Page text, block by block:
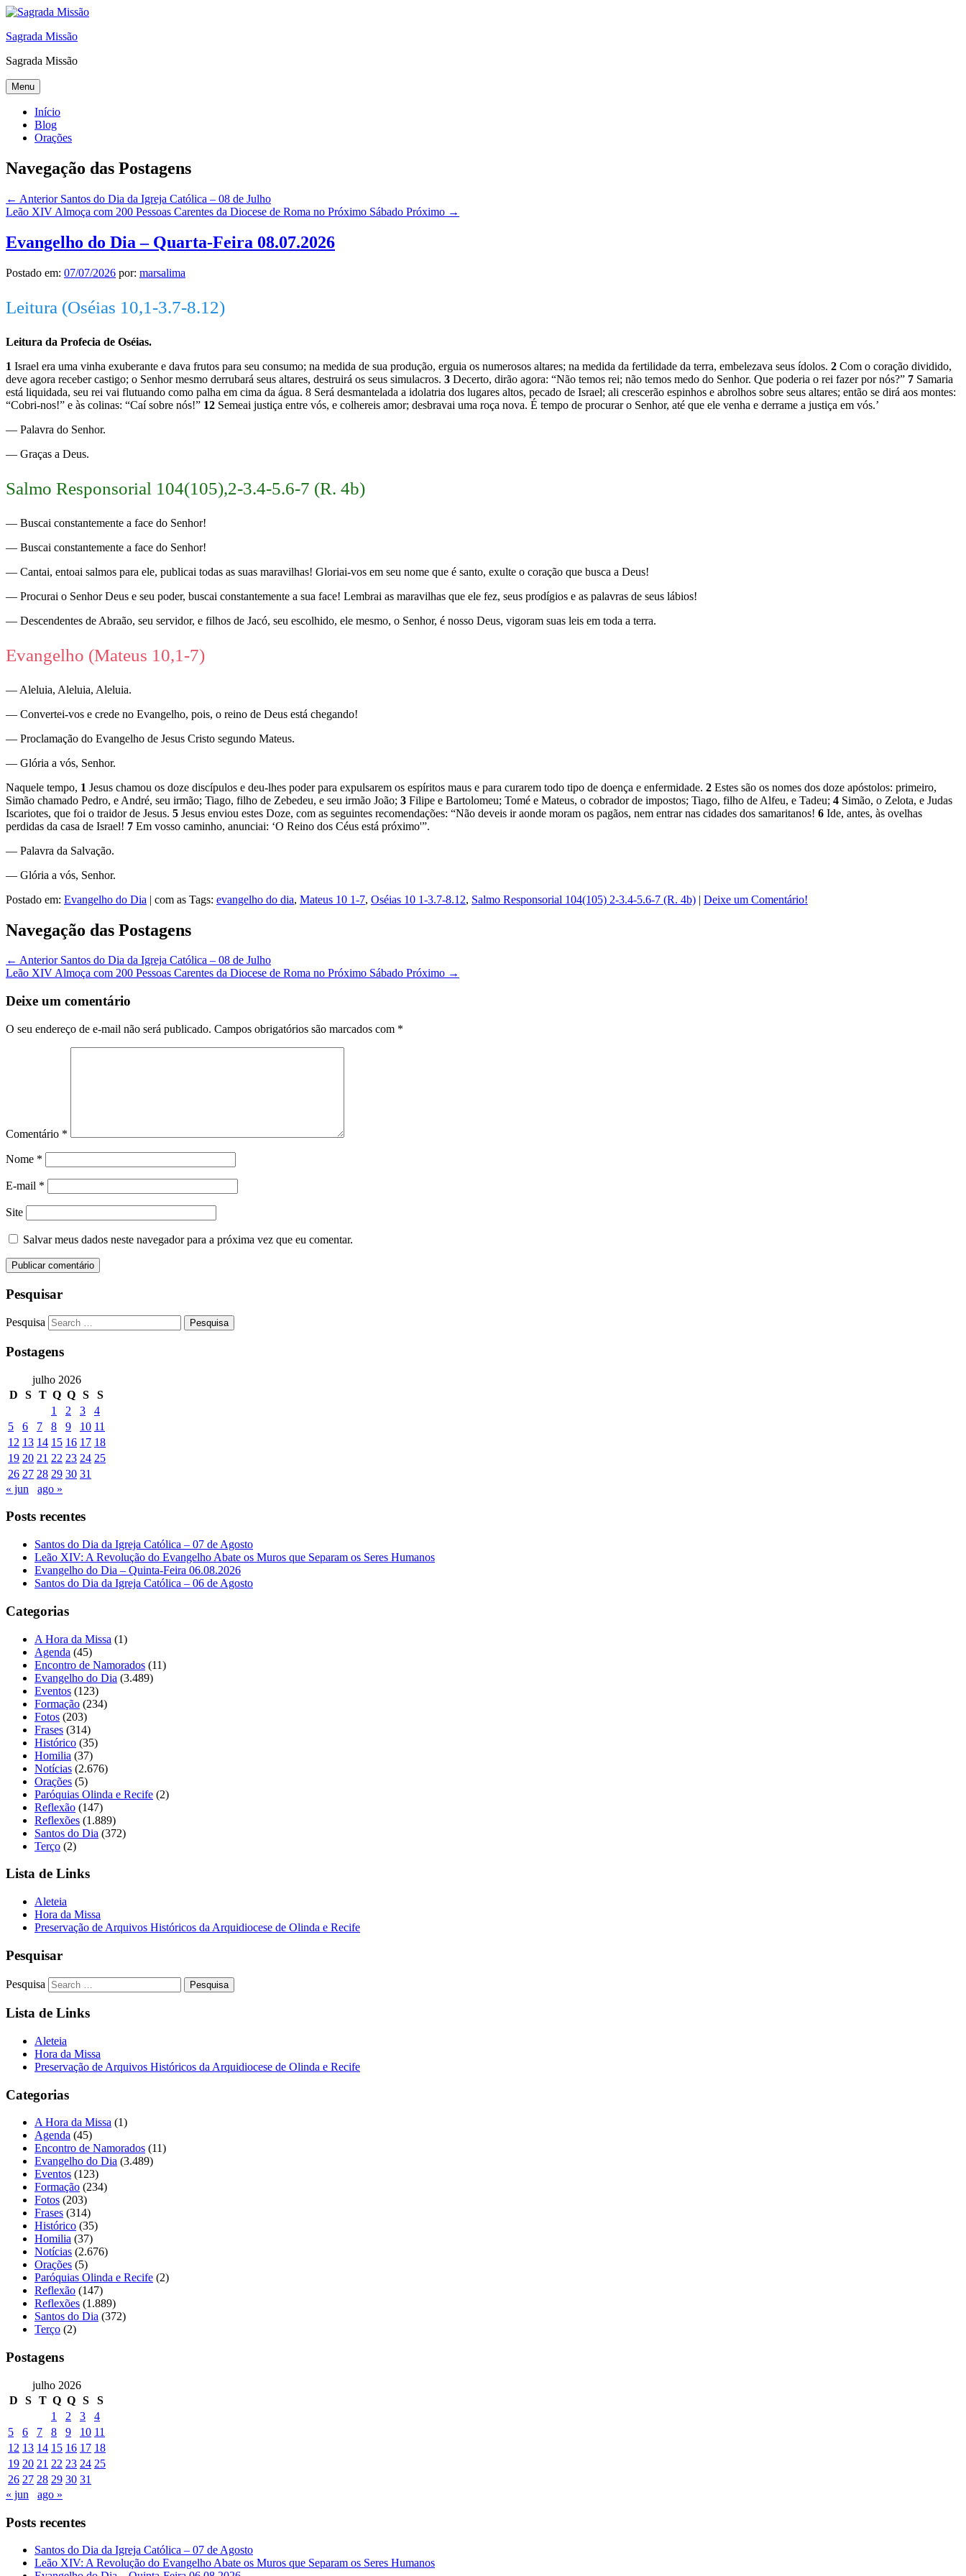
Sagrada Missão
Sagrada Missão
Menu
Início
Blog
Orações
Navegação das Postagens
← AnteriorSantos do Dia da Igreja Católica – 08 de Julho
Leão XIV Almoça com 200 Pessoas Carentes da Diocese de Roma no Próximo Sábado Próximo →
Evangelho do Dia – Quarta-Feira 08.07.2026
Postado em: 07/07/2026 por: marsalima
Leitura (Oséias 10,1-3.7-8.12)
Leitura da Profecia de Oséias.
1 Israel era uma vinha exuberante e dava frutos para seu consumo; na medida de sua produção, erguia os numerosos altares; na medida da fertilidade da terra, embelezava seus ídolos. 2 Com o coração dividido,
deve agora receber castigo; o Senhor mesmo derrubará seus altares, destruirá os seus simulacros. 3 Decerto, dirão agora: “Não temos rei; não temos medo do Senhor. Que poderia o rei fazer por nós?” 7 Samaria
está liquidada, seu rei vai flutuando como palha em cima da água. 8 Será desmantelada a idolatria dos lugares altos, pecado de Israel; ali crescerão espinhos e abrolhos sobre seus altares; então se dirá aos montes:
“Cobri-nos!” e às colinas: “Caí sobre nós!” 12 Semeai justiça entre vós, e colhereis amor; desbravai uma roça nova. É tempo de procurar o Senhor, até que ele venha e derrame a justiça em vós.’
— Palavra do Senhor.
— Graças a Deus.
Salmo Responsorial 104(105),2-3.4-5.6-7 (R. 4b)
— Buscai constantemente a face do Senhor!
— Buscai constantemente a face do Senhor!
— Cantai, entoai salmos para ele, publicai todas as suas maravilhas! Gloriai-vos em seu nome que é santo, exulte o coração que busca a Deus!
— Procurai o Senhor Deus e seu poder, buscai constantemente a sua face! Lembrai as maravilhas que ele fez, seus prodígios e as palavras de seus lábios!
— Descendentes de Abraão, seu servidor, e filhos de Jacó, seu escolhido, ele mesmo, o Senhor, é nosso Deus, vigoram suas leis em toda a terra.
Evangelho (Mateus 10,1-7)
— Aleluia, Aleluia, Aleluia.
— Convertei-vos e crede no Evangelho, pois, o reino de Deus está chegando!
— Proclamação do Evangelho de Jesus Cristo segundo Mateus.
— Glória a vós, Senhor.
Naquele tempo, 1 Jesus chamou os doze discípulos e deu-lhes poder para expulsarem os espíritos maus e para curarem todo tipo de doença e enfermidade. 2 Estes são os nomes dos doze apóstolos: primeiro,
Simão chamado Pedro, e André, seu irmão; Tiago, filho de Zebedeu, e seu irmão João; 3 Filipe e Bartolomeu; Tomé e Mateus, o cobrador de impostos; Tiago, filho de Alfeu, e Tadeu; 4 Simão, o Zelota, e Judas
Iscariotes, que foi o traidor de Jesus. 5 Jesus enviou estes Doze, com as seguintes recomendações: “Não deveis ir aonde moram os pagãos, nem entrar nas cidades dos samaritanos! 6 Ide, antes, às ovelhas
perdidas da casa de Israel! 7 Em vosso caminho, anunciai: ‘O Reino dos Céus está próximo'”.
— Palavra da Salvação.
— Glória a vós, Senhor.
Postado em: Evangelho do Dia | com as Tags: evangelho do dia, Mateus 10 1-7, Oséias 10 1-3.7-8.12, Salmo Responsorial 104(105) 2-3.4-5.6-7 (R. 4b) | Deixe um Comentário!
Navegação das Postagens
← AnteriorSantos do Dia da Igreja Católica – 08 de Julho
Leão XIV Almoça com 200 Pessoas Carentes da Diocese de Roma no Próximo Sábado Próximo →
Deixe um comentário
O seu endereço de e-mail não será publicado. Campos obrigatórios são marcados com *
Comentário *
Nome *
E-mail *
Site
Salvar meus dados neste navegador para a próxima vez que eu comentar.
Pesquisar
Pesquisa
Postagens
julho 2026
D
S T Q Q S
S
1
2 3
4
5
6 7 8 9 10 11
12 13 14 15 16 17 18
19 20 21 22 23 24 25
26 27 28 29 30 31
« jun
ago »
Posts recentes
Santos do Dia da Igreja Católica – 07 de Agosto
Leão XIV: A Revolução do Evangelho Abate os Muros que Separam os Seres Humanos
Evangelho do Dia – Quinta-Feira 06.08.2026
Santos do Dia da Igreja Católica – 06 de Agosto
Categorias
A Hora da Missa (1)
Agenda (45)
Encontro de Namorados (11)
Evangelho do Dia (3.489)
Eventos (123)
Formação (234)
Fotos (203)
Frases (314)
Histórico (35)
Homilia (37)
Notícias (2.676)
Orações (5)
Paróquias Olinda e Recife (2)
Reflexão (147)
Reflexões (1.889)
Santos do Dia (372)
Terço (2)
Lista de Links
Aleteia
Hora da Missa
Preservação de Arquivos Históricos da Arquidiocese de Olinda e Recife
Pesquisar
Pesquisa
Lista de Links
Aleteia
Hora da Missa
Preservação de Arquivos Históricos da Arquidiocese de Olinda e Recife
Categorias
A Hora da Missa (1)
Agenda (45)
Encontro de Namorados (11)
Evangelho do Dia (3.489)
Eventos (123)
Formação (234)
Fotos (203)
Frases (314)
Histórico (35)
Homilia (37)
Notícias (2.676)
Orações (5)
Paróquias Olinda e Recife (2)
Reflexão (147)
Reflexões (1.889)
Santos do Dia (372)
Terço (2)
Postagens
julho 2026
D
S T Q Q S
S
1
2 3
4
5
6 7 8 9 10 11
12 13 14 15 16 17 18
19 20 21 22 23 24 25
26 27 28 29 30 31
« jun
ago »
Posts recentes
Santos do Dia da Igreja Católica – 07 de Agosto
Leão XIV: A Revolução do Evangelho Abate os Muros que Separam os Seres Humanos